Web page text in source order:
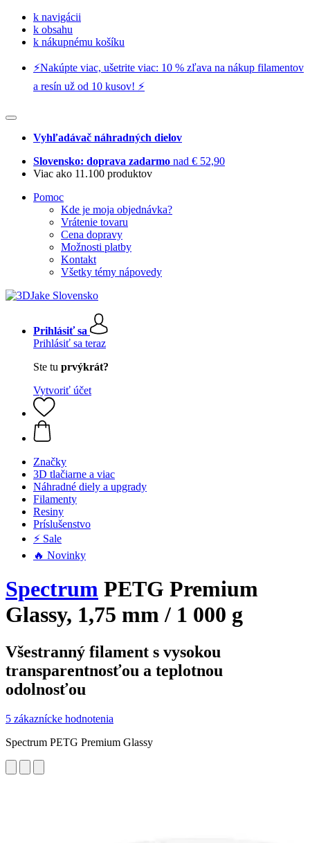
k navigácii
k obsahu
k nákupnému košíku
⚡️Nakúpte viac, ušetrite viac: 10 % zľava na nákup filamentov
a resín už od 10 kusov! ⚡️
Vyhľadávač náhradných dielov
Slovensko: doprava zadarmo nad € 52,90
Viac ako 11.100 produktov
Pomoc
Kde je moja objednávka?
Vrátenie tovaru
Cena dopravy
Možnosti platby
Kontakt
Všetky témy nápovedy
Prihlásiť sa
Prihlásiť sa teraz
Ste tu prvýkrát?
Vytvoriť účet
Značky
3D tlačiarne a viac
Náhradné diely a upgrady
Filamenty
Resiny
Príslušenstvo
⚡ Sale
🔥 Novinky
Spectrum PETG Premium
Glassy, 1,75 mm / 1 000 g
Všestranný filament s vysokou
transparentnosťou a teplotnou
odolnosťou
5 zákaznícke hodnotenia
Spectrum PETG Premium Glassy